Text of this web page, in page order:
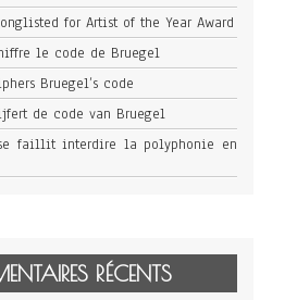
for Artist of the Year Award
le code de Bruegel
Bruegel’s code
de code van Bruegel
faillit interdire la polyphonie en
RÉCENTS